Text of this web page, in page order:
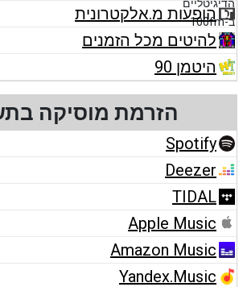
הופעות מ.אלקטרונית
להיטים מכל הזמנים
היטמן 90
הזרמת מוסיקה
Spotify
Deezer
TIDAL
Apple Music
Amazon Music
Yandex.Music